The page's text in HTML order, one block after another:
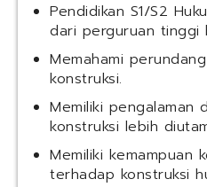
Pendidikan S1/S2
dari perguruan tinggi
Memahami
konstruksi.
Memiliki pengalaman
konstruksi lebih
Memiliki kemampuan
terhadap konstruksi